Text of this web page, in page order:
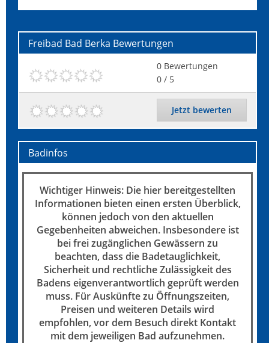
Freibad Bad Berka Bewertungen
0 Bewertungen
0 / 5
Jetzt bewerten
Badinfos
Wichtiger Hinweis: Die hier bereitgestellten
Informationen bieten einen ersten Überblick,
können jedoch von den aktuellen
Gegebenheiten abweichen. Insbesondere ist
bei frei zugänglichen Gewässern zu
beachten, dass die Badetauglichkeit,
Sicherheit und rechtliche Zulässigkeit des
Badens eigenverantwortlich geprüft werden
muss. Für Auskünfte zu Öffnungszeiten,
Preisen und weiteren Details wird
empfohlen, vor dem Besuch direkt Kontakt
mit dem jeweiligen Bad aufzunehmen.